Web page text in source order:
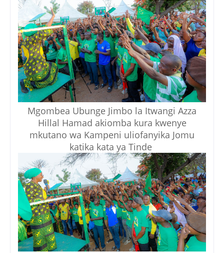
Mgombea Ubunge Jimbo la Itwangi Azza
Hillal Hamad akiomba kura kwenye
mkutano wa Kampeni uliofanyika Jomu
katika kata ya Tinde